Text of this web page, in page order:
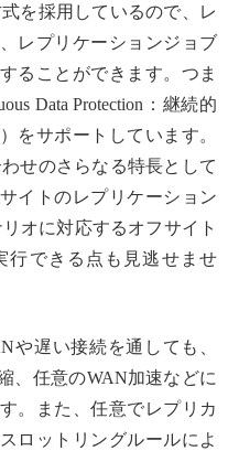
式を採用しているので、レ
レプリケーションジョブ
ることができます。つま
Data Protection：継続的
をサポートしています。
わせのさらなる特長として
イトのレプリケーション
オに対応するオフサイト
行できる点も見逃せませ
や遅い接続を通しても、
、任意のWAN加速などに
。また、任意でレプリカ
ロットリングルールによ